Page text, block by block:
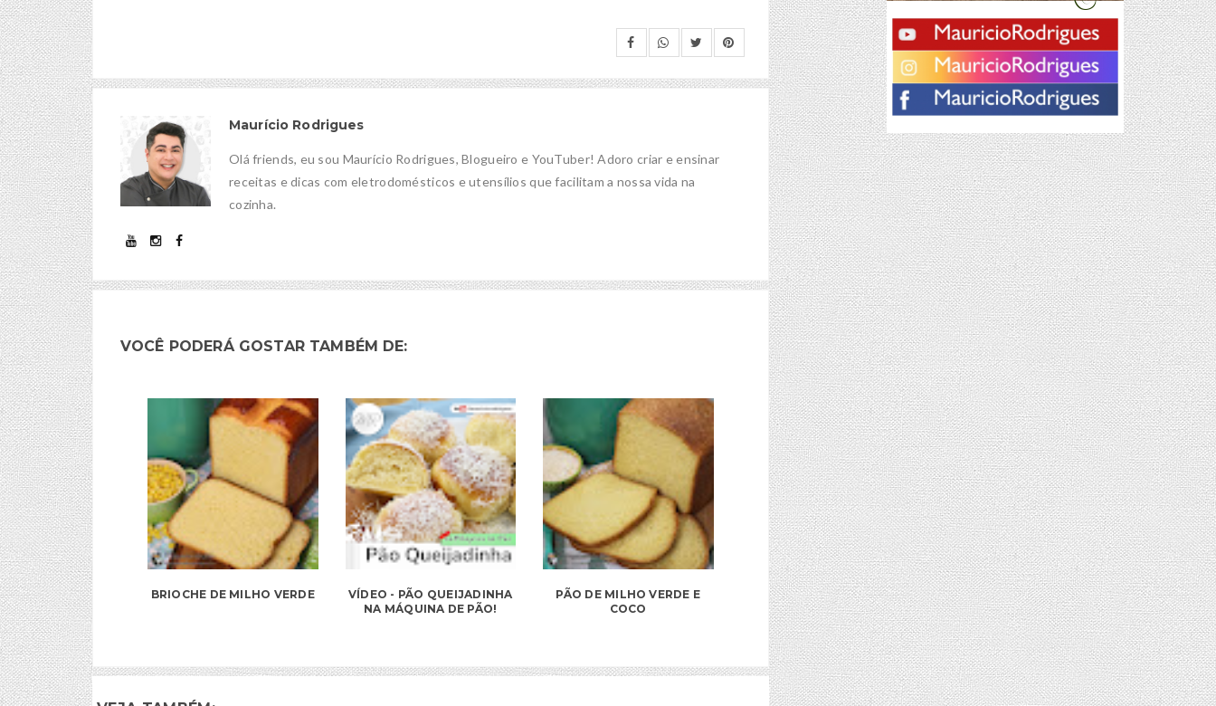
Maurício Rodrigues
Olá friends, eu sou Maurício Rodrigues, Blogueiro e YouTuber! Adoro criar e ensinar
receitas e dicas com eletrodomésticos e utensílios que facilitam a nossa vida na
cozinha.
VOCÊ PODERÁ GOSTAR TAMBÉM DE:
BRIOCHE DE MILHO VERDE
VÍDEO - PÃO QUEIJADINHA
NA MÁQUINA DE PÃO!
PÃO DE MILHO VERDE E
COCO